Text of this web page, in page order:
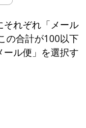
それぞれ「メール
の合計が100以下
ル便」を選択す